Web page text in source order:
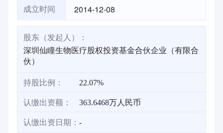
成立时间 2014-12-08
股东（发起人）：
深圳仙瞳生物医疗股权投资基金合伙企业（有限合
伙）
持股比例： 22.07%
认缴出资额： 363.6468万人民币
认缴出资日期： -